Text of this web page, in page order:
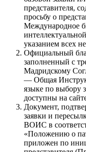
представителя,
просьбу о
Международное
указанием всех
Официальный
заполненный с
Мадридскому
— Общая
языке по выбору
доступны на
Документ,
заявки и
ВОИС в
«Положению о
приложен по